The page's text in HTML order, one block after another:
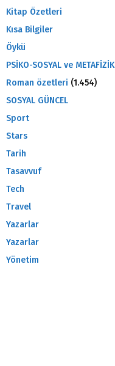
Kitap Özetleri
Kısa Bilgiler
Öykü
PSİKO-SOSYAL ve METAFİZİK
Roman özetleri (1.454)
SOSYAL GÜNCEL
Sport
Stars
Tarih
Tasavvuf
Tech
Travel
Yazarlar
Yazarlar
Yönetim